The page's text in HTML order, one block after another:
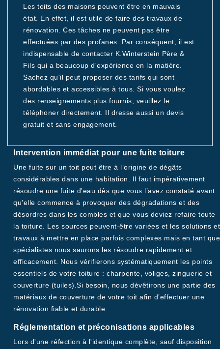
Les toits des maisons peuvent être en mauvais
état. En effet, il est utile de faire des travaux de
rénovation. Ces tâches ne peuvent pas être
effectuées par des profanes. Par conséquent, il est
indispensable de contacter K.Winterstein Père &
Fils qui a beaucoup d'expérience en la matière.
Sachez qu'il peut proposer des tarifs qui sont
abordables et accessibles à tous. Si vous voulez
des renseignements plus fournis, veuillez le
téléphoner directement. Il dresse aussi un devis
gratuit et sans engagement.
Intervention immédiat pour une fuite toiture
Une fuite sur un toit peut être à l’origine de dégâts
considérables dans une habitation. Il faut impérativement
résoudre une fuite d’eau dès que vous l’avez constaté avant
qu'elle commence à provoquer des dégradations et des
désordres dans les combles et que vous deviez refaire toute
la toiture. Les sources peuvent-être variées et les solutions et
travaux à mettre en place parfois complexes mais en tant que
spécialistes nous saurons les résoudre rapidement et
efficacement. Nous vérifierons systématiquement les points
essentiels de votre toiture : charpente, voliges, zinguerie et
couverture (tuiles).Si besoin, nous dévêtirons une partie des
matériaux de couverture de votre toit afin d’effectuer une
rénovation fiable et durable
Réglementation et préconisations applicables
Lors d'une réfection à l'identique complète, sauf disposition